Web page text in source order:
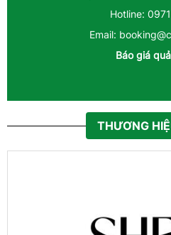
Hotline:
Email:
Báo giá
THƯƠNG